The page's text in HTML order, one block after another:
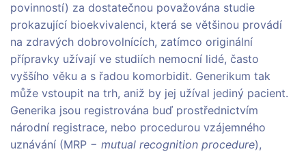
povinností) za dostatečnou považována studie
prokazující bioekvivalenci, která se většinou provádí
na zdravých dobrovolnících, zatímco originální
přípravky užívají ve studiích nemocní lidé, často
vyššího věku a s řadou komorbidit. Generikum tak
může vstoupit na trh, aniž by jej užíval jediný pacient.
Generika jsou registrována buď prostřednictvím
národní registrace, nebo procedurou vzájemného
uznávání (MRP − mutual recognition procedure),